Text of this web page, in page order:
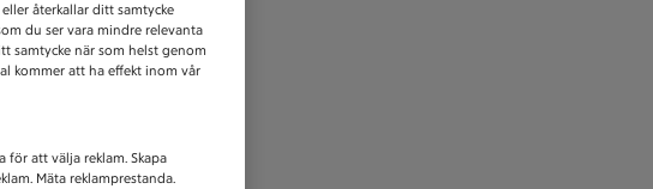
återkallar ditt samtycke
du ser vara mindre relevanta
samtycke när som helst genom
kommer att ha effekt inom vår
att välja reklam. Skapa
Mäta reklamprestanda.